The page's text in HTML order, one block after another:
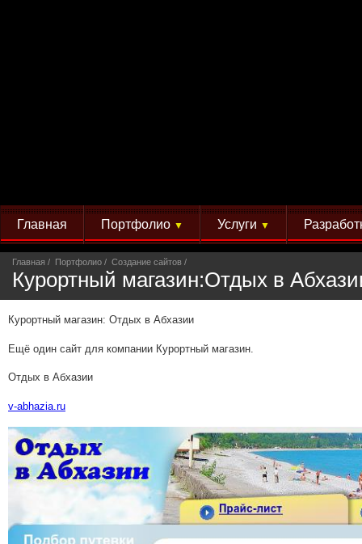
Главная Портфолио ▼ Услуги ▼
Главная Портфолио Создание сайтов
Курортный магазин:Отдых в
Курортный магазин: Отдых в Абхазии
Ещё один сайт для компании Курортный магазин.
Отдых в Абхазии
v-abhazia.ru